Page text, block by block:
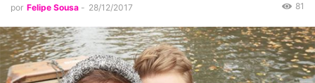
por Felipe Sousa - 28/12/2017 81